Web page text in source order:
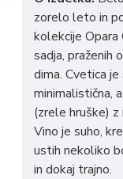
zorelo leto in
kolekcije Opara
sadja, praženih
dima. Cvetica
minimalistična,
(zrele hruške)
Vino je suho,
ustih nekoliko
in dokaj trajno.